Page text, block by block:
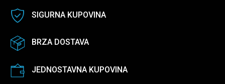
SIGURNA KUPOVINA
BRZA DOSTAVA
JEDNOSTAVNA KUPOVINA